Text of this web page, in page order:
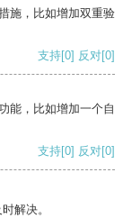
施，比如增加双重验
支持[0] 反对[0]
能，比如增加一个自
支持[0] 反对[0]
解决。